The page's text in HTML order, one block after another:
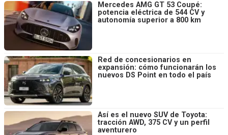
Mercedes AMG GT 53 Coupé:
potencia eléctrica de 544 CV y
autonomía superior a 800 km
Red de concesionarios en
expansión: cómo funcionarán los
nuevos DS Point en todo el país
Así es el nuevo SUV de Toyota:
tracción AWD, 375 CV y un perfil
aventurero